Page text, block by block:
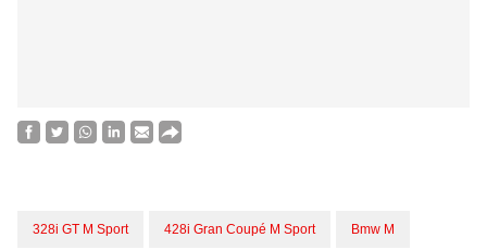
328i GT M Sport 428i Gran Coupé M Sport Bmw M